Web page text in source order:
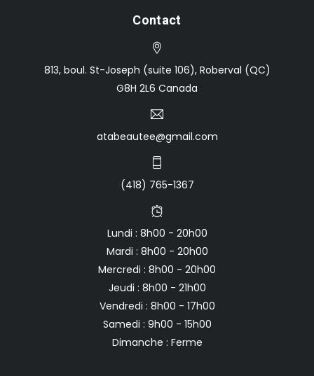
Contact
813, boul. St-Joseph (suite 106), Roberval (QC)
G8H 2L6 Canada
atabeautee@gmail.com
(418) 765-1367
Lundi : 8h00 - 20h00
Mardi : 8h00 - 20h00
Mercredi : 8h00 - 20h00
Jeudi : 8h00 - 21h00
Vendredi : 8h00 - 17h00
Samedi : 9h00 - 15h00
Dimanche : Ferme